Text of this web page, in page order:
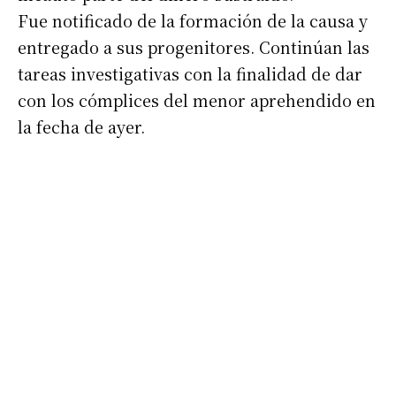
Suscribirme gratis
Fue notificado de la formación de la causa y
entregado a sus progenitores. Continúan las
tareas investigativas con la finalidad de dar
con los cómplices del menor aprehendido en
la fecha de ayer.